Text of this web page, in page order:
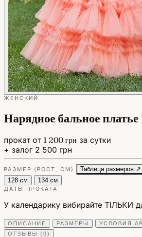
ЖЕНСКИЙ
Нарядное бальное
прокат от 1 200 грн за сутки
+ залог 2 500 грн
РАЗМЕР (РОСТ, СМ)
Таблица размеров ↗
128 см
134 см
ДАТЫ ПРОКАТА
У календарику вибирайте ТІЛЬКИ
ОПИСАНИЕ РАЗМЕРЫ
УСЛОВИЯ
ОТЗЫВЫ (0)